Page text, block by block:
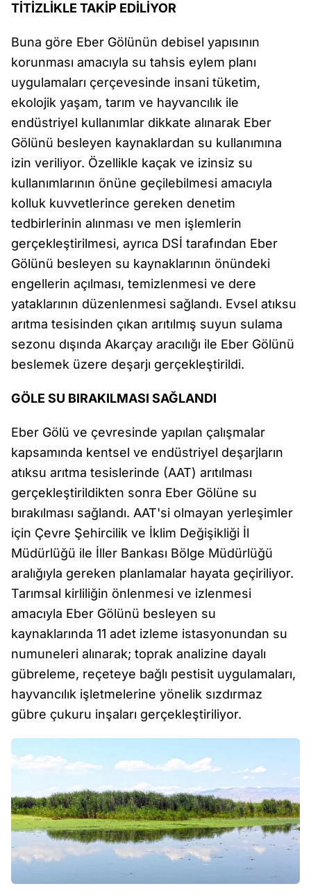
TİTİZLİKLE TAKİP EDİLİYOR
Buna göre Eber Gölünün debisel yapısının
korunması amacıyla su tahsis eylem planı
uygulamaları çerçevesinde insani tüketim,
ekolojik yaşam, tarım ve hayvancılık ile
endüstriyel kullanımlar dikkate alınarak Eber
Gölünü besleyen kaynaklardan su kullanımına
izin veriliyor. Özellikle kaçak ve izinsiz su
kullanımlarının önüne geçilebilmesi amacıyla
kolluk kuvvetlerince gereken denetim
tedbirlerinin alınması ve men işlemlerin
gerçekleştirilmesi, ayrıca DSİ tarafından Eber
Gölünü besleyen su kaynaklarının önündeki
engellerin açılması, temizlenmesi ve dere
yataklarının düzenlenmesi sağlandı. Evsel atıksu
arıtma tesisinden çıkan arıtılmış suyun sulama
sezonu dışında Akarçay aracılığı ile Eber Gölünü
beslemek üzere deşarjı gerçekleştirildi.
GÖLE SU BIRAKILMASI SAĞLANDI
Eber Gölü ve çevresinde yapılan çalışmalar
kapsamında kentsel ve endüstriyel deşarjların
atıksu arıtma tesislerinde (AAT) arıtılması
gerçekleştirildikten sonra Eber Gölüne su
bırakılması sağlandı. AAT'si olmayan yerleşimler
için Çevre Şehircilik ve İklim Değişikliği İl
Müdürlüğü ile İller Bankası Bölge Müdürlüğü
aralığıyla gereken planlamalar hayata geçiriliyor.
Tarımsal kirliliğin önlenmesi ve izlenmesi
amacıyla Eber Gölünü besleyen su
kaynaklarında 11 adet izleme istasyonundan su
numuneleri alınarak; toprak analizine dayalı
gübreleme, reçeteye bağlı pestisit uygulamaları,
hayvancılık işletmelerine yönelik sızdırmaz
gübre çukuru inşaları gerçekleştiriliyor.